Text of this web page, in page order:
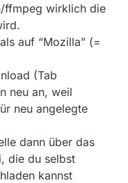
ffmpeg wirklich die
auf “Mozilla” (=
(Tab
neu an, weil
neu angelegte
dann über das
die du selbst
kannst